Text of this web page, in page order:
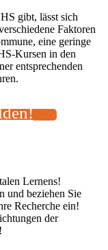
gibt, lässt sich
Faktoren
eine geringe
Kursen in den
entsprechenden
Lernens!
und beziehen Sie
Recherche ein!
der